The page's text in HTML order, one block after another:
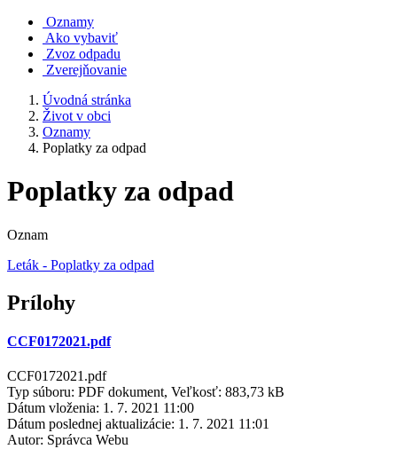
Oznamy
Ako vybaviť
Zvoz odpadu
Zverejňovanie
Úvodná stránka
Život v obci
Oznamy
Poplatky za odpad
Poplatky za odpad
Oznam
Leták - Poplatky za odpad
Prílohy
CCF0172021.pdf
CCF0172021.pdf
Typ súboru: PDF dokument, Veľkosť: 883,73 kB
Dátum vloženia: 1. 7. 2021 11:00
Dátum poslednej aktualizácie: 1. 7. 2021 11:01
Autor: Správca Webu